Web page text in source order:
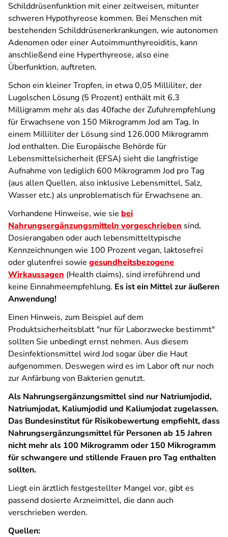
Schilddrüsenfunktion mit einer zeitweisen, mitunter
schweren Hypothyreose kommen. Bei Menschen mit
bestehenden Schilddrüsenerkrankungen, wie autonomen
Adenomen oder einer Autoimmunthyreoiditis, kann
anschließend eine Hyperthyreose, also eine
Überfunktion, auftreten.
Schon ein kleiner Tropfen, in etwa 0,05 Milliliter, der
Lugolschen Lösung (5 Prozent) enthält mit 6,3
Milligramm mehr als das 40fache der Zufuhrempfehlung
für Erwachsene von 150 Mikrogramm Jod am Tag. In
einem Milliliter der Lösung sind 126.000 Mikrogramm
Jod enthalten. Die Europäische Behörde für
Lebensmittelsicherheit (EFSA) sieht die langfristige
Aufnahme von lediglich 600 Mikrogramm Jod pro Tag
(aus allen Quellen, also inklusive Lebensmittel, Salz,
Wasser etc.) als unproblematisch für Erwachsene an.
Vorhandene Hinweise, wie sie bei
Nahrungsergänzungsmitteln vorgeschrieben sind,
Dosierangaben oder auch lebensmitteltypische
Kennzeichnungen wie 100 Prozent vegan, laktosefrei
oder glutenfrei sowie gesundheitsbezogene
Wirkaussagen (Health claims), sind irreführend und
keine Einnahmeempfehlung. Es ist ein Mittel zur äußeren
Anwendung!
Einen Hinweis, zum Beispiel auf dem
Produktsicherheitsblatt "nur für Laborzwecke bestimmt"
sollten Sie unbedingt ernst nehmen. Aus diesem
Desinfektionsmittel wird Jod sogar über die Haut
aufgenommen. Deswegen wird es im Labor oft nur noch
zur Anfärbung von Bakterien genutzt.
Als Nahrungsergänzungsmittel sind nur Natriumjodid,
Natriumjodat, Kaliumjodid und Kaliumjodat zugelassen.
Das Bundesinstitut für Risikobewertung empfiehlt, dass
Nahrungsergänzungsmittel für Personen ab 15 Jahren
nicht mehr als 100 Mikrogramm oder 150 Mikrogramm
für schwangere und stillende Frauen pro Tag enthalten
sollten.
Liegt ein ärztlich festgestellter Mangel vor, gibt es
passend dosierte Arzneimittel, die dann auch
verschrieben werden.
Quellen: